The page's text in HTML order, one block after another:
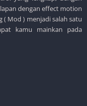
dengan effect motion
( Mod ) menjadi salah satu
kamu mainkan pada